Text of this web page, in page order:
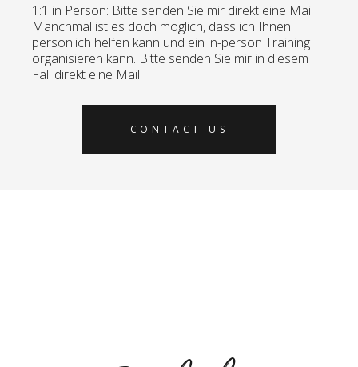
1:1 in Person: Bitte senden Sie mir direkt eine Mail
Manchmal ist es doch möglich, dass ich Ihnen
persönlich helfen kann und ein in-person Training
organisieren kann. Bitte senden Sie mir in diesem
Fall direkt eine Mail.
CONTACT US